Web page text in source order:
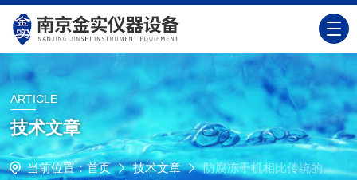
ARTICLE
技术文章
当前位置：首页 技术文章
防腐冻干机相比传统的